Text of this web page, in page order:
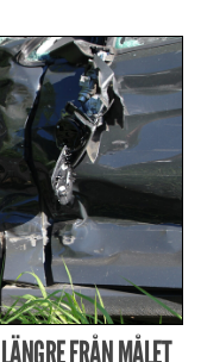
FRÅN MÅLET